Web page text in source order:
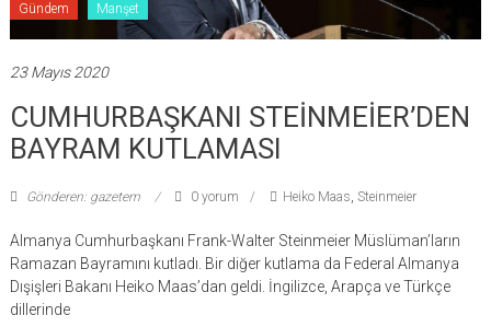
Gündem Manşet
23 Mayıs 2020
CUMHURBAŞKANI STEİNMEİER’DEN
BAYRAM KUTLAMASI
Gönderen: gazetem 0 yorum Heiko Maas, Steinmeier
Almanya Cumhurbaşkanı Frank-Walter Steinmeier Müslüman’ların
Ramazan Bayramını kutladı. Bir diğer kutlama da Federal Almanya
Dışişleri Bakanı Heiko Maas’dan geldi. İngilizce, Arapça ve Türkçe
dillerinde